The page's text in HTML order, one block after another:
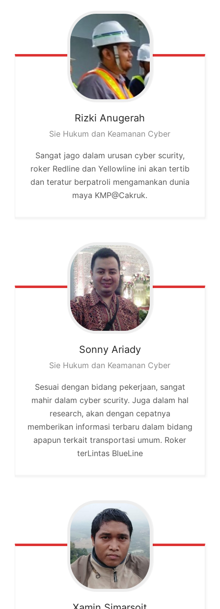
Rizki Anugerah
Sie Hukum dan Keamanan Cyber
Sangat jago dalam urusan cyber scurity,
roker Redline dan Yellowline ini akan tertib
dan teratur berpatroli mengamankan dunia
maya KMP@Cakruk.
Sonny Ariady
Sie Hukum dan Keamanan Cyber
Sesuai dengan bidang pekerjaan, sangat
mahir dalam cyber scurity. Juga dalam hal
research, akan dengan cepatnya
memberikan informasi terbaru dalam bidang
apapun terkait transportasi umum. Roker
terLintas BlueLine